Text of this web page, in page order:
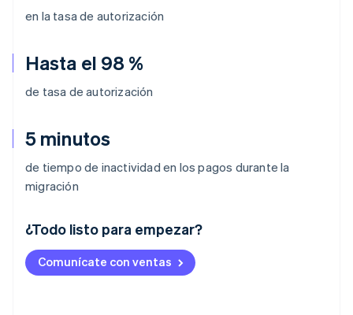
en la tasa de autorización
Hasta el 98 %
de tasa de autorización
5 minutos
de tiempo de inactividad en los pagos durante la
migración
¿Todo listo para empezar?
Comunícate con ventas
Alemania
DeutschEnglish
Australia